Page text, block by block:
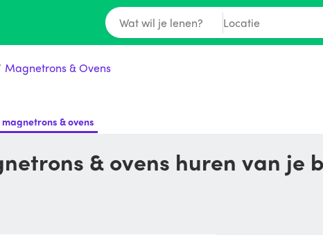
Wat wil je lenen? Locatie
Magnetrons & Ovens
& ovens
& ovens huren van je